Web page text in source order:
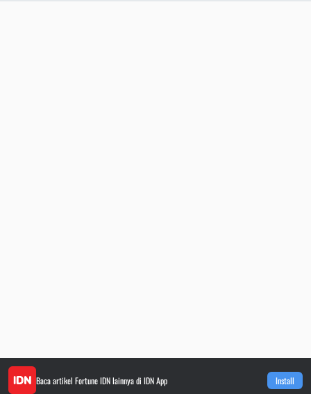
Baca artikel Fortune IDNlainnya di IDN App Install